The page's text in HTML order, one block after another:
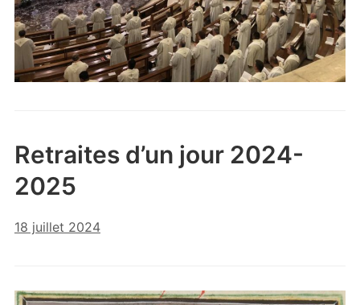
Retraites d’un jour 2024-
2025
18 juillet 2024